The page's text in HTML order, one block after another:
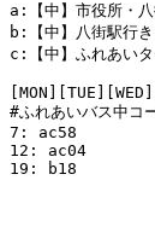
a:【中】市役所・
b:【中】八街駅
c:【中】ふれあいタ
#ふれあいバス中コ
7: ac58
12: ac04
19: b18